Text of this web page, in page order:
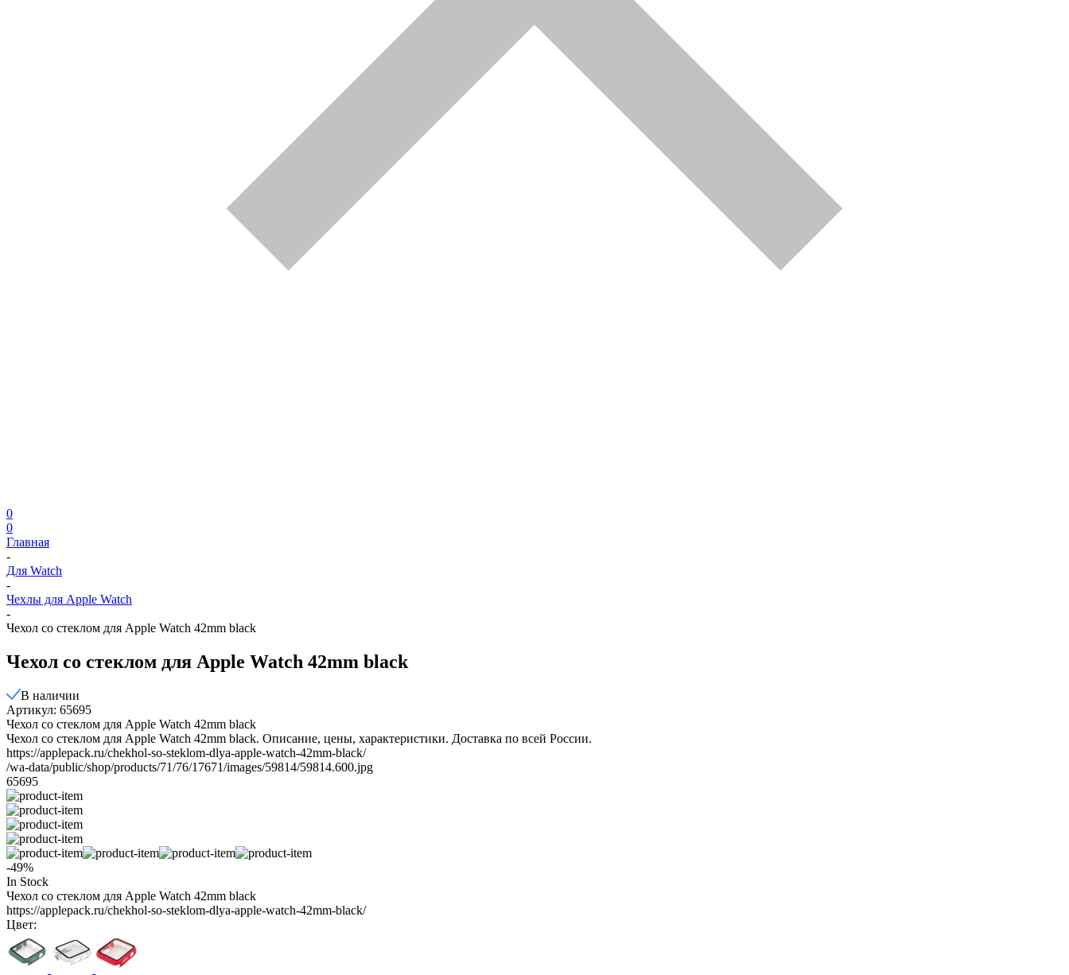
0
0
Главная
-
Для Watch
-
Чехлы для Apple Watch
-
Чехол со стеклом для Apple Watch 42mm black
Чехол со стеклом для Apple Watch 42mm black
В наличии
Артикул: 65695
Чехол со стеклом для Apple Watch 42mm black
Чехол со стеклом для Apple Watch 42mm black. Описание, цены, характеристики. Доставка по всей России.
https://applepack.ru/chekhol-so-steklom-dlya-apple-watch-42mm-black/
/wa-data/public/shop/products/71/76/17671/images/59814/59814.600.jpg
65695
-49%
In Stock
Чехол со стеклом для Apple Watch 42mm black
https://applepack.ru/chekhol-so-steklom-dlya-apple-watch-42mm-black/
Цвет: